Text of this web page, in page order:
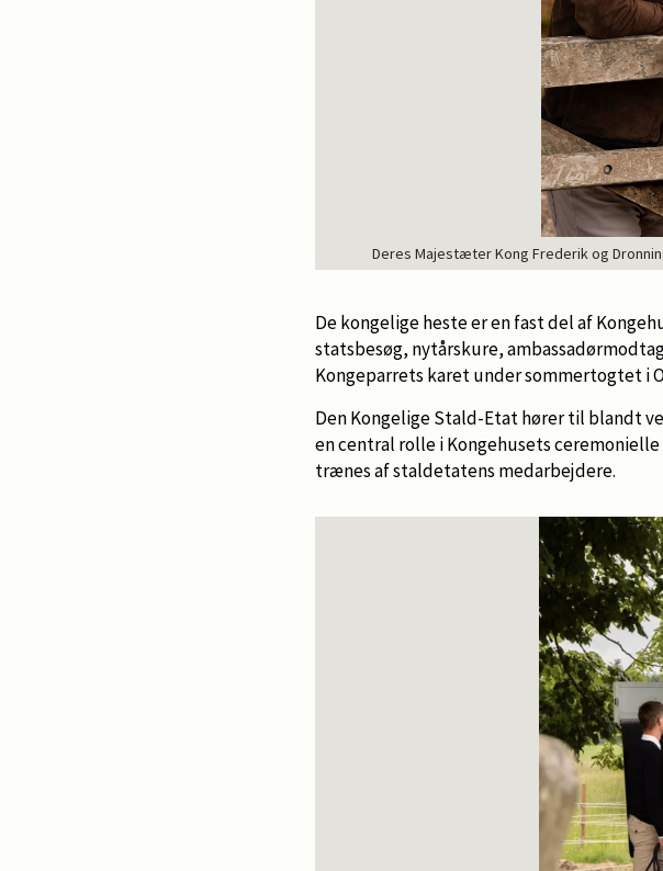
Deres Majestæter Kong Frederik og
De kongelige heste er en fast del af
statsbesøg, nytårskure,
Kongeparrets karet under sommertogtet i
Den Kongelige Stald-Etat hører til blandt
en central rolle i Kongehusets
trænes af staldetatens medarbejdere.